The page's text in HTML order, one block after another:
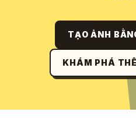
TẠO ẢNH
KHÁM PHÁ